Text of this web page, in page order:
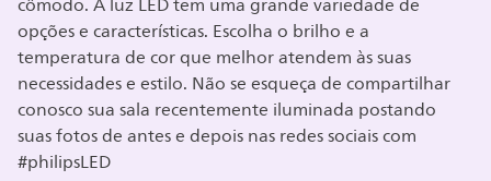
cômodo. A luz LED tem uma grande variedade de
opções e características. Escolha o brilho e a
temperatura de cor que melhor atendem às suas
necessidades e estilo. Não se esqueça de compartilhar
conosco sua sala recentemente iluminada postando
suas fotos de antes e depois nas redes sociais com
#philipsLED